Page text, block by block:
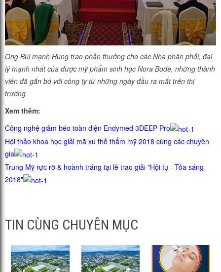
Ông Bùi mạnh Hùng trao phần thưởng cho các Nhà phân phối, đại
lý mạnh nhất của dược mỹ phẩm sinh học Nora Bode, những thành
viên đã gắn bó với công ty từ những ngày đầu ra mắt trên thị
trường
Xem thêm:
Công nghệ giảm béo toàn diện Endymed 3DEEP Pro
Hội thảo khoa học giải mã xu thế thẩm mỹ 2018 cùng các chuyên
gia
Trung Mỹ rực rỡ & hoành tráng tại lễ trao giải "Hội tụ - Tỏa sáng
2018"
TIN CÙNG CHUYÊN MỤC